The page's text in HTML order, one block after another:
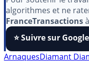
Pour soutenir le
algorithmes et ne
FranceTransactions
⭐️ Suivre sur Google